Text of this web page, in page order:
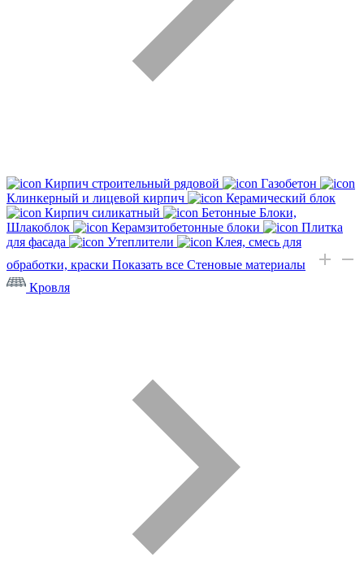
Кирпич строительный рядовой
Газобетон
Клинкерный и лицевой кирпич
Керамический блок
Кирпич силикатный
Бетонные Блоки,
Шлакоблок
Керамзитобетонные блоки
Плитка
для фасада
Утеплители
Клея, смесь для
обработки, краски Показать все Стеновые материалы
Кровля